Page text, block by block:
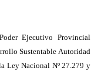
Ejecutivo Provincial
Sustentable Autoridad
Ley Nacional Nº 27.279 y